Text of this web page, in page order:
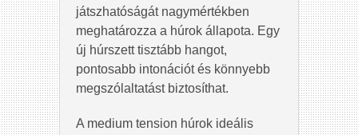
játszhatóságát nagymértékben
meghatározza a húrok állapota. Egy
új húrszett tisztább hangot,
pontosabb intonációt és könnyebb
megszólaltatást biztosíthat.
A medium tension húrok ideális